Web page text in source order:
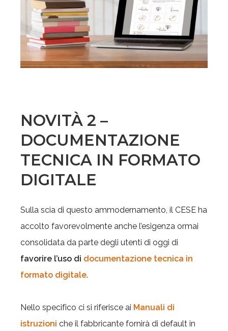
NOVITÀ 2 –
DOCUMENTAZIONE
TECNICA IN FORMATO
DIGITALE
Sulla scia di questo ammodernamento, il CESE ha
accolto favorevolmente anche l’esigenza ormai
consolidata da parte degli utenti di oggi di
favorire l’uso di documentazione tecnica in
formato digitale.
Nello specifico ci si riferisce ai Manuali di
istruzioni che il fabbricante fornirà di default in